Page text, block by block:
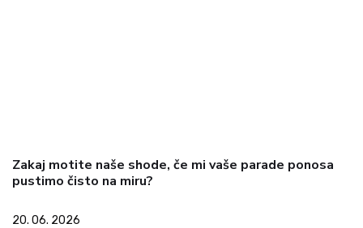
Zakaj motite naše shode, če mi vaše parade ponosa
pustimo čisto na miru?
20. 06. 2026